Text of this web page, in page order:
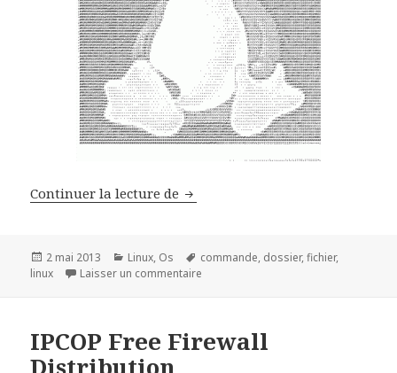
Continuer la lecture de Les commandes Linux de
Publié
le
2 mai 2013 Catégories
Linux, Os
Mots-
clés
commande, dossier,fichier,
linux
Laisser un commentaire
IPCOP Free Firewall
Distribution